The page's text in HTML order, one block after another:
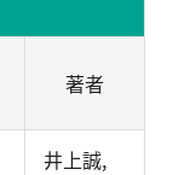
著者
井上誠,